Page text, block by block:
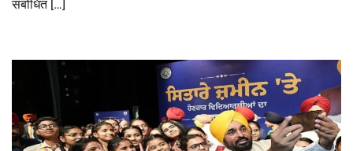
संबोधित […]